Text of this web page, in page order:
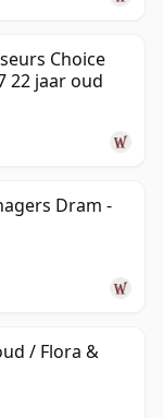
Choice
22 jaar oud
Dram -
/ Flora &